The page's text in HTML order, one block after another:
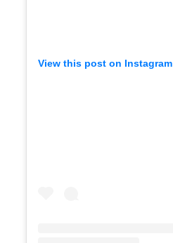
View this post on Instagram